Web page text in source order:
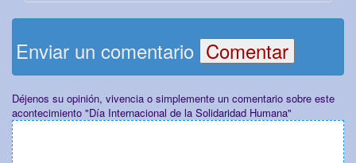
Enviar un comentario
Déjenos su opinión, vivencia o simplemente un comentario sobre este
acontecimiento "Día Internacional de la Solidaridad Humana"